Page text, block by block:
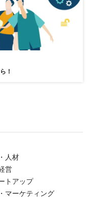
！
人材
営
トアップ
マーケティング